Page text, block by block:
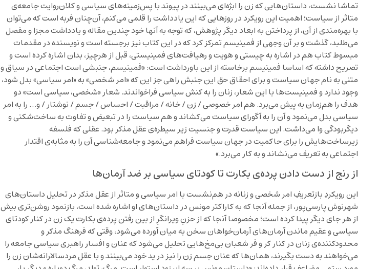
تماشا نشست، داستان‌هایی که زن را ابژه‌ای می‌بینند در پیوند با پس‌زمینه‌های سیاسی و کلان‌روایت جامعه‌ی
متاثر از سیاست؛ اهمیت این رویکرد در روزهایی که این یادداشت را قلمی می‌کنم، آن‌چنان فربه است که می‌توان
با بهره‌مندی از آن، از پرداختن به ابعاد دیگر پژوهش، که توجه به آنها خود چندین مقاله و یادداشت مجزا و مفصل
می‌طلبد، گذشت و بر آن وجهی از فمینیسم تمرکز کرد که در این کتاب نیز برجسته است و نویسنده در مقدمات
مبسوط کتاب هم در اشاره به چیستی و هویت و رهیافت‌های فمینیستی، قبل از هرچیز، بدان اشاره کرده است و
تصریح داشته که اساسا فمینیسم برخاسته از این باورداشت است: «فمینیسم، جنبشی است اجتماعی در سیاق و
متنی به نام جهان سیاست و برای احقاق حق این جنبش راهی جز این که «امر شخصی» به «امر سیاسی» بدل شود،
وجود ندارد و فمینیست‌ها با این شعار، زنان را به کنش سیاسی فراخواندند. شعار «شخصی، سیاسی است» دو
هدف را هم‌زمان به پیش می‌برد. هم امر خصوصی / زن / خانه / مراقبت / احساس / جسم / نوشتار / و… را به امر
سیاسی بدل می‌نمود و آن را به آگورای سیاست می‌کشاند و هم سیاست را در تبعیض و تفاوت به ساخت‌شکنی و
دیگربودگی وا می‌داشت. این سیاست قدرت و جنسیت زیر سیطره‌ی عقل مذکر بود. عقلی که فلسفه
زیرساخت‌هایش را برای حاکمیت در جهان سیاست فراهم می‌نمود و جامعه‌شناسی آن را به مثابه‌ی اقتدار
اجتماعی به تعریف می‌نشاند و به کار می‌برد.»
از رنج از دست دادن پرده‌ی بکارت تا کودتای سیاسی بر ضد آرمان‌ها
این رویکردِ بازتعریفِ امر شخصی و زنانه در هم‌نشست با امر سیاسی و متاثر از عقل مذکر در تحلیل داستان‌های
شهرنوش پارسی‌پور، از جمله آنجا که به کاراکتر مونس در داستان‌های او اشاره شده است، بازنمود روشن‌تری بیش
از هر جای دیگر پیدا کرده است؛ مخصوصا آنجا که از حزنِ ویرانگرِ از بین رفتن پرده‌ی بکارت یک زن در کنار کودتای
سیاسی و عقیم ماندن آرمان‌های آرمان‌خواهان سخن به میان آورده می‌شود، وقتی که فرهنگ مذکر و
محدودکننده‌ی زنان در کنار کر و فر شعبان بی‌مخ‌هایی تحلیل می‌شود که عنان و افسار راهبری سیاسی جامعه را
می‌خواهند به دست بگیرند، همان‌ها که عنان جسم زن را نیز در ید خود می‌بینند و با عقل مردسالارانه‌شان زن را